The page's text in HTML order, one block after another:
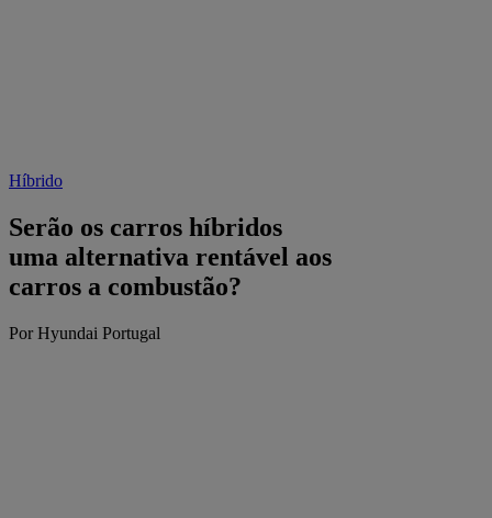
Híbrido
Serão os carros híbridos
uma alternativa rentável aos
carros a combustão?
Por Hyundai Portugal